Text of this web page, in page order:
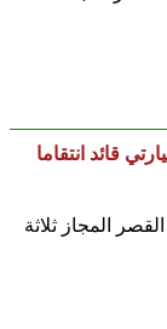
قائد انتقاما
المجاز ثلاثة